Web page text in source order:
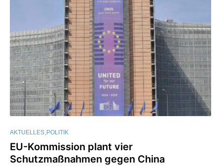
AKTUELLES POLITIK
EU-Kommission plant vier
Schutzmaßnahmen gegen China